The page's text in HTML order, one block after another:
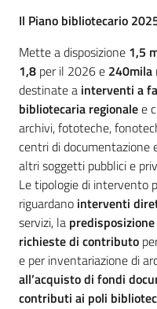
Il Piano bibliotecario
Mette a disposizione 1,5
1,8 per il 2026 e 240mila
destinate a interventi a
bibliotecaria regionalee
archivi, fototeche,
centri di documentazione
altri soggetti pubblici e
Le tipologie di intervento
riguardano interventi
servizi, la
richieste di contributo
e per inventariazione di
all’acquisto di fondi
contributi ai poli